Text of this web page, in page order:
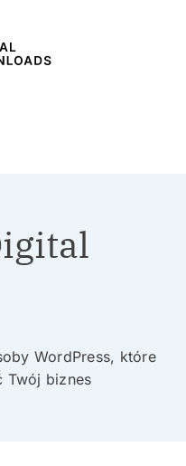
WordPress, które
Twój biznes